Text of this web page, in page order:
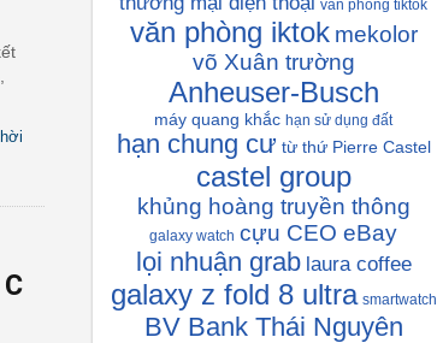
văn phòng tiktok
văn phòng iktok mekolor
võ Xuân trường
Anheuser-Busch
máy quang khắc hạn sử dụng đất
hạn chung cư từ thứ Pierre Castel
castel group
khủng hoàng truyền thông
galaxy watch cựu CEO eBay
lọi nhuận grab laura coffee
galaxy z fold 8 ultra smartwatch
BV Bank Thái Nguyên